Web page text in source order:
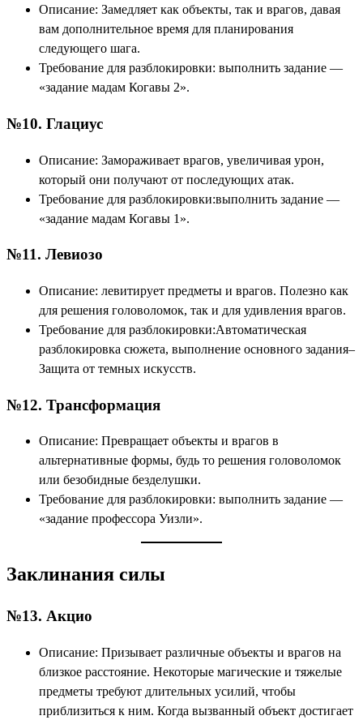
Описание: Замедляет как объекты, так и врагов, давая
вам дополнительное время для планирования
следующего шага.
Требование для разблокировки: выполнить задание —
«задание мадам Когавы 2».
№10. Глациус
Описание: Замораживает врагов, увеличивая урон,
который они получают от последующих атак.
Требование для разблокировки:выполнить задание —
«задание мадам Когавы 1».
№11. Левиозо
Описание: левитирует предметы и врагов. Полезно как
для решения головоломок, так и для удивления врагов.
Требование для разблокировки:Автоматическая
разблокировка сюжета, выполнение основного задания–
Защита от темных искусств.
№12. Трансформация
Описание: Превращает объекты и врагов в
альтернативные формы, будь то решения головоломок
или безобидные безделушки.
Требование для разблокировки: выполнить задание —
«задание профессора Уизли».
Заклинания силы
№13. Акцио
Описание: Призывает различные объекты и врагов на
близкое расстояние. Некоторые магические и тяжелые
предметы требуют длительных усилий, чтобы
приблизиться к ним. Когда вызванный объект достигает